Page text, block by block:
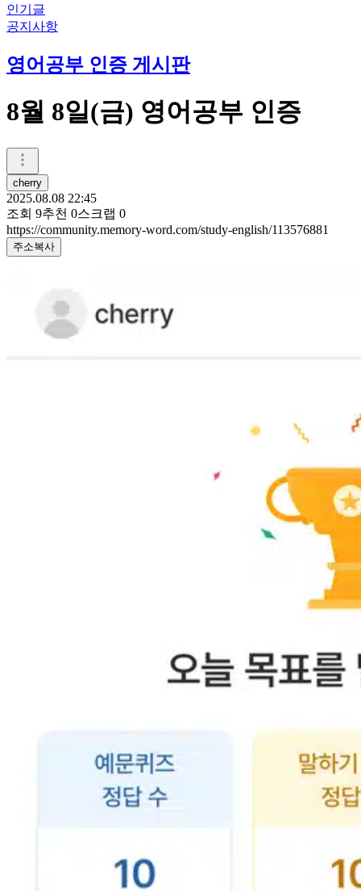
인기글
공지사항
영어공부 인증 게시판
8월 8일(금) 영어공부 인증
cherry
2025.08.08 22:45
조회 9추천 0스크랩 0
https://community.memory-word.com/study-english/113576881
주소복사